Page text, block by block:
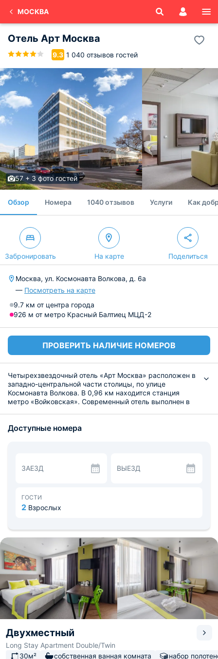
МОСКВА
Отель Арт Москва
9.3 1 040 отзывов гостей
57 + 3 фото гостей
Обзор Номера 1040 отзывов Услуги Как
Забронировать На карте Поделиться
Москва, ул. Космонавта Волкова, д. 6а
— Посмотреть на карте
9.7 км от центра города
926 м от метро Красный Балтиец МЦД-2
ПРОВЕРИТЬ НАЛИЧИЕ НОМЕРОВ
Четырехзвездочный отель «Арт Москва» расположен в
западно-центральной части столицы, по улице
Космонавта Волкова. В 0,96 км находится станция
метро «Войковская». Современный отель выполнен в
туристических поездках. Посмотрите всю информацию
различных категорий. В комнатах преобладают серые
тона, но есть и цветные акценты, которые не дают
техника. В каждом номере предусмотрена собственная
ванная комната с душевой кабиной и новой
Вас блюдами русской и европейской кухни в формате
«Шведского стола». Экономным вариантом станет
прогулка до магазина «Перекресток», который также
находится на территории гостиничного комплекса. А
вечером можно порелаксировать в кальянном зале
«Мята Lounge».
Ближайшая станция метро находится в 13 минутах
пешей прогулки. Вблизи расположены театры и музеи,
например, театр «Без вывески» и музей 157-й
Неманской стрелковой дивизии.
Доступные номера
ЗАЕЗД ВЫЕЗД
ГОСТИ
2 Взрослых
Двухместный
Long Stay Apartment Double/Twin
30м²
собственная ванная комната набор